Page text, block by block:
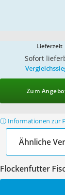
Lieferzeit
Sofort
Zum
ⓘ Informationen zur
Ähnliche
Flockenfutter